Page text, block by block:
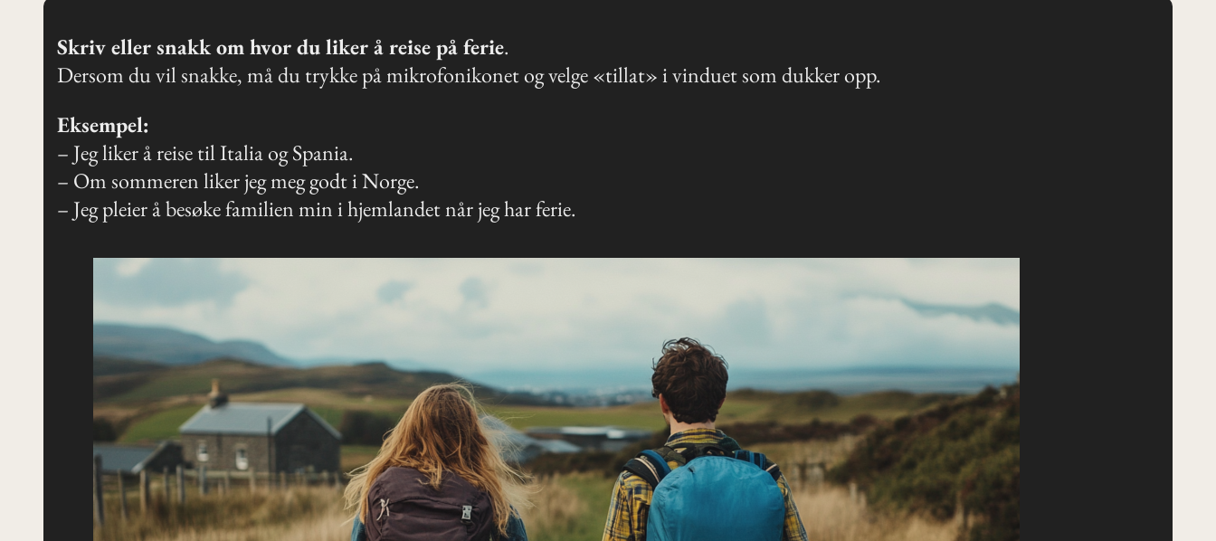
Skriv eller snakk om hvor du liker å reise på ferie.
Dersom du vil snakke, må du trykke på mikrofonikonet og velge «tillat» i vinduet som dukker opp.
Eksempel:
– Jeg liker å reise til Italia og Spania.
– Om sommeren liker jeg meg godt i Norge.
– Jeg pleier å besøke familien min i hjemlandet når jeg har ferie.